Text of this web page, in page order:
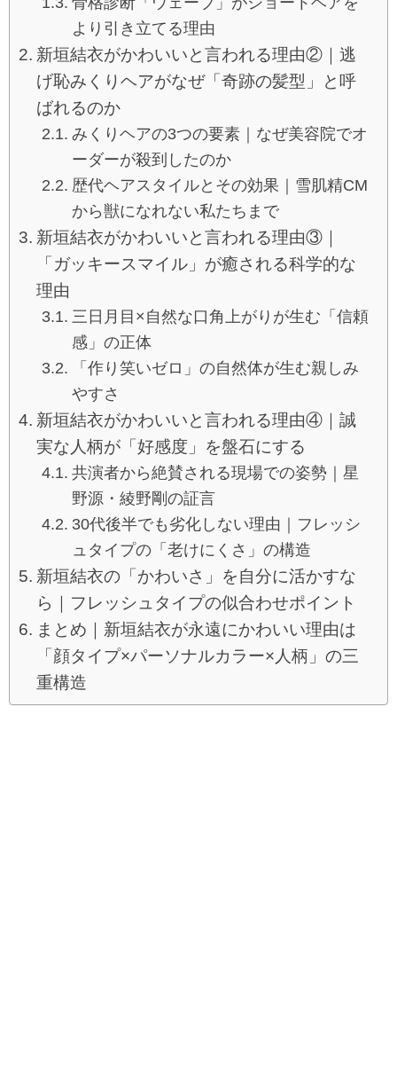
より引き立てる理由
新垣結衣がかわいいと言われる理由②｜逃
げ恥みくりヘアがなぜ「奇跡の髪型」と呼
ばれるのか
みくりヘアの3つの要素｜なぜ美容院でオ
ーダーが殺到したのか
歴代ヘアスタイルとその効果｜雪肌精CM
から獣になれない私たちまで
新垣結衣がかわいいと言われる理由③｜
「ガッキースマイル」が癒される科学的な
理由
三日月目×自然な口角上がりが生む「信頼
感」の正体
「作り笑いゼロ」の自然体が生む親しみ
やすさ
新垣結衣がかわいいと言われる理由④｜誠
実な人柄が「好感度」を盤石にする
共演者から絶賛される現場での姿勢｜星
野源・綾野剛の証言
30代後半でも劣化しない理由｜フレッシ
ュタイプの「老けにくさ」の構造
新垣結衣の「かわいさ」を自分に活かすな
ら｜フレッシュタイプの似合わせポイント
まとめ｜新垣結衣が永遠にかわいい理由は
「顔タイプ×パーソナルカラー×人柄」の三
重構造